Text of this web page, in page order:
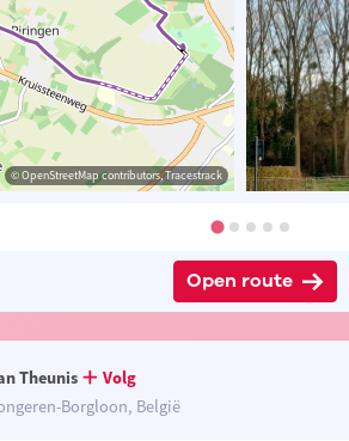
© OpenStreetMap contributors, Tracestrack
Open route
© Jan Theunis
Theunis
Volg
Borgloon, België